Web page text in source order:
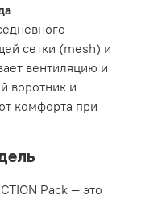
сетки (mesh) и
вентиляцию и
воротник и
комфорта при
Pack — это